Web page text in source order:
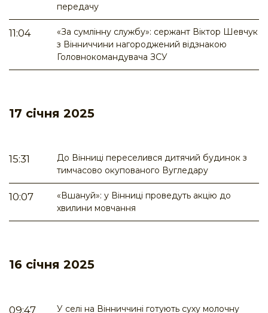
передачу
11:04
«За сумлінну службу»: сержант Віктор Шевчук
з Вінниччини нагороджений відзнакою
Головнокомандувача ЗСУ
17 січня 2025
15:31
До Вінниці переселився дитячий будинок з
тимчасово окупованого Вугледару
10:07
«Вшануй»: у Вінниці проведуть акцію до
хвилини мовчання
16 січня 2025
09:47
У селі на Вінниччині готують суху молочну